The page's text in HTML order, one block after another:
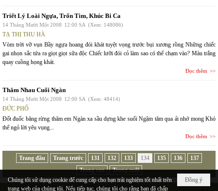
Triết Lý Loài Ngựa, Trốn Tìm, Khúc Bi Ca
14 Tháng Mười Một 2008 12:00 SA (Xem: 148086)
TẠ THỊ THU HÀ
Vòm trời vỡ vụn Bầy ngựa hoang đói khát tuyệt vọng trước bụi xương rồng Những chiếc
gai nhọn sắc tứa ra giọt giọt sữa độc Chiếc lưỡi đói cỏ làm sao có thể chạm vào? Màu trắng
quay cuồng họng khát.
Đọc thêm
Thăm Nhau Cuối Ngàn
14 Tháng Mười Một 2008 12:00 SA (Xem: 48414)
ĐỨC PHỔ
Đốt đuốc băng rừng thăm em Ngàn xa sầu dựng khe suối Ngậm tăm qua ải nhớ mong Khó
thể ngỏ lời yêu vụng...
Đọc thêm
Trang đầu Trang trước 131 132 133 134 135 136
137
Trang sau
Trang cuối
Đồng ý
Chúng tôi sử dụng cookie để cung cấp cho bạn trải nghiệm tốt nhất trên
trang web của chúng tôi. Nếu tiếp tục, chúng tôi cho rằng bạn đã chấp